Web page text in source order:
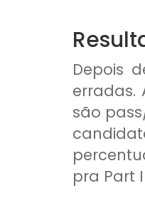
Depois
erradas.
são
pra Part